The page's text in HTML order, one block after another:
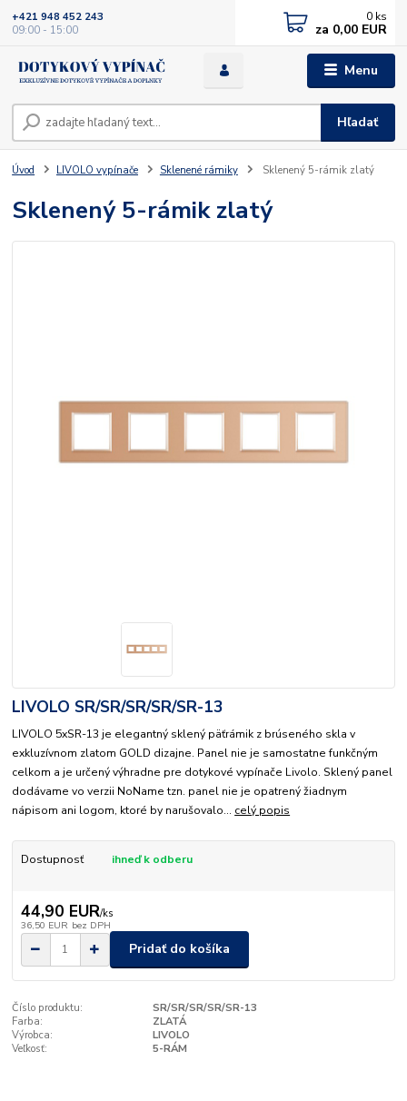
Menu
Hľadať
+421 948 452 243
09:00 - 15:00
0 ks
za 0,00 EUR
Úvod LIVOLO vypínače Sklenené rámiky Sklenený 5-rámik zlatý
Sklenený 5-rámik zlatý
LIVOLO SR/SR/SR/SR/SR-13
LIVOLO 5xSR-13 je elegantný sklený päťrámik z brúseného skla v
exkluzívnom zlatom GOLD dizajne. Panel nie je samostatne funkčným
celkom a je určený výhradne pre dotykové vypínače Livolo. Sklený panel
dodávame vo verzii NoName tzn. panel nie je opatrený žiadnym
nápisom ani logom, ktoré by narušovalo... celý popis
Dostupnosť ihneď k odberu
44,90 EUR/ks
36,50 EUR bez DPH
Pridať do košíka
Číslo produktu:
SR/SR/SR/SR/SR-13
Farba:
ZLATÁ
Výrobca:
LIVOLO
Veľkosť:
5-RÁM